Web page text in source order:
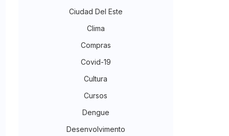
Ciudad Del Este
Clima
Compras
Covid-19
Cultura
Cursos
Dengue
Desenvolvimento